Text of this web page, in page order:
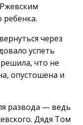
ребенка.
через
успеть
что не
опустошена и
развода — ведь
Дядя Том